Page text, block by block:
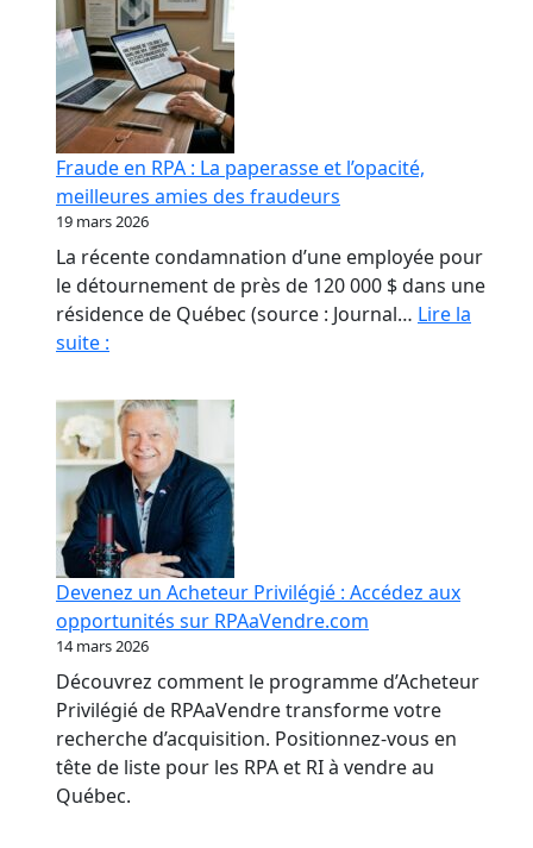
Fraude en RPA : La paperasse et l’opacité,
meilleures amies des fraudeurs
19 mars 2026
La récente condamnation d’une employée pour
le détournement de près de 120 000 $ dans une
résidence de Québec (source : Journal… Lire la
suite :
RPA
:
La
paperasse
et
l’opacité,
meilleures
amies
des
fraudeurs
Devenez un Acheteur Privilégié : Accédez aux
opportunités sur RPAaVendre.com
14 mars 2026
Découvrez comment le programme d’Acheteur
Privilégié de RPAaVendre transforme votre
recherche d’acquisition. Positionnez-vous en
tête de liste pour les RPA et RI à vendre au
Québec.